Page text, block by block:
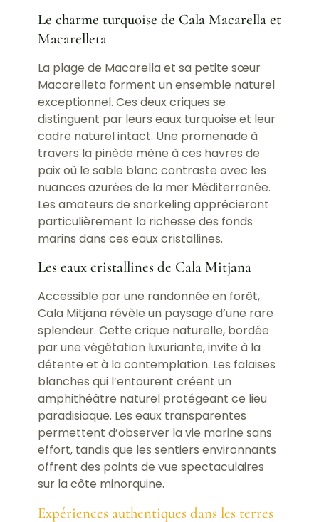
Le charme turquoise de Cala Macarella et
Macarelleta
La plage de Macarella et sa petite sœur
Macarelleta forment un ensemble naturel
exceptionnel. Ces deux criques se
distinguent par leurs eaux turquoise et leur
cadre naturel intact. Une promenade à
travers la pinède mène à ces havres de
paix où le sable blanc contraste avec les
nuances azurées de la mer Méditerranée.
Les amateurs de snorkeling apprécieront
particulièrement la richesse des fonds
marins dans ces eaux cristallines.
Les eaux cristallines de Cala Mitjana
Accessible par une randonnée en forêt,
Cala Mitjana révèle un paysage d’une rare
splendeur. Cette crique naturelle, bordée
par une végétation luxuriante, invite à la
détente et à la contemplation. Les falaises
blanches qui l’entourent créent un
amphithéâtre naturel protégeant ce lieu
paradisiaque. Les eaux transparentes
permettent d’observer la vie marine sans
effort, tandis que les sentiers environnants
offrent des points de vue spectaculaires
sur la côte minorquine.
Expériences authentiques dans les terres